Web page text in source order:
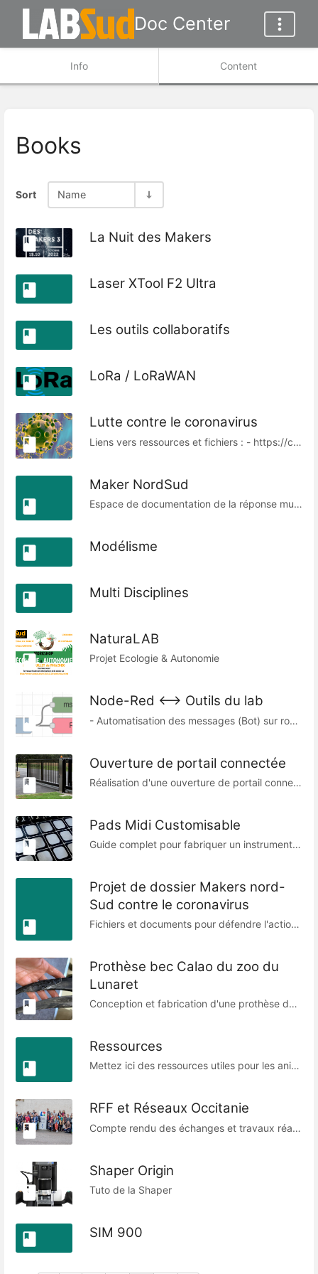
Doc Center
Info Content
Books
Sort Name
La Nuit des Makers
Laser XTool F2 Ultra
Les outils collaboratifs
LoRa / LoRaWAN
Lutte contre le coronavirus
Liens vers ressources et fichiers : - https://cloud.labsud.org/index.php/s/oW43ZQY366cAtXw?path=%2F
Maker NordSud
Espace de documentation de la réponse multi-makers dans le cadre du Covid.
Modélisme
Multi Disciplines
NaturaLAB
Projet Ecologie & Autonomie
Node-Red <--> Outils du lab
- Automatisation des messages (Bot) sur rocketchat - Manipuler les tableaux de wekan
Ouverture de portail connectée
Réalisation d'une ouverture de portail connectée à internet, avec application Android !
Pads Midi Customisable
Guide complet pour fabriquer un instrument midi customisable avec des pads, des boutons, des potentiomètres et un écran.
Projet de dossier Makers nord-
Sud contre le coronavirus
Fichiers et documents pour défendre l'action de coopération des makers nord-sud contre le coronavirus. Leader : Sonia Scolan. Premieres pièces : document de contexte martin lozivit RBS Présentation de la cartographie T.Sanz Logos : Medard Agabayazon ReFFAO Présentation des structures et personnes :Tous/H.Aubin
Prothèse bec Calao du zoo du
Lunaret
Conception et fabrication d'une prothèse de bec pour un Calao d'Abyssinie du zoo du Lunaret.
Ressources
Mettez ici des ressources utiles pour les animateurs (images / textes / conseils)
RFF et Réseaux Occitanie
Compte rendu des échanges et travaux réalisé dans les différents réseaux Fablabs
Shaper Origin
Tuto de la Shaper
SIM 900